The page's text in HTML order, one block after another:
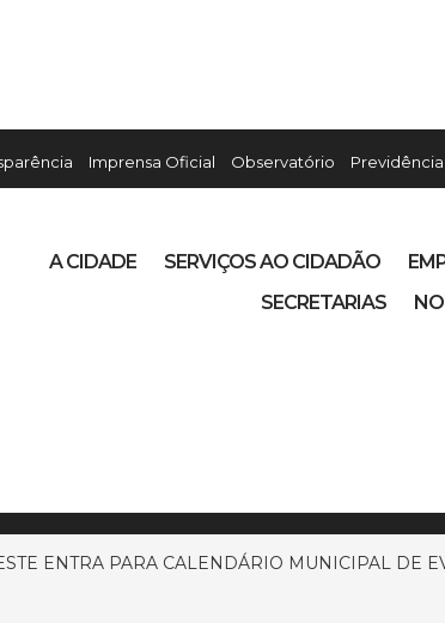
Imprensa Oficial Observatório
A CIDADE SERVIÇOS AO CIDADÃO
SECRETARIAS
ENTRA PARA CALENDÁRIO MUNICIPAL DE